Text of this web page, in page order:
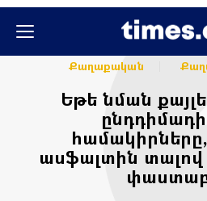
Քաղաքական
Եթե նման
ասֆալտին տալով